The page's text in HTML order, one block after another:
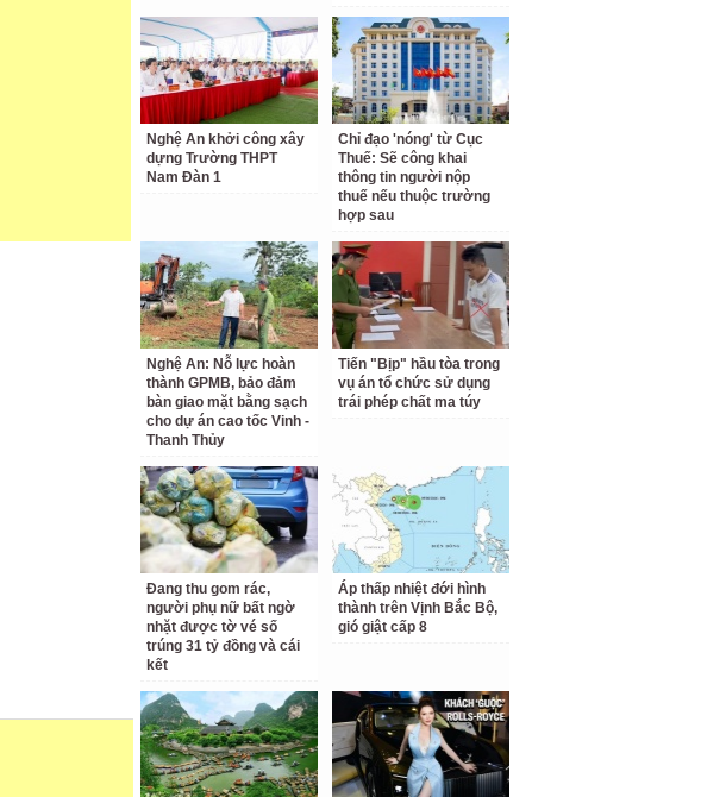
Nghệ An khởi công xây
dựng Trường THPT
Nam Đàn 1
Chỉ đạo 'nóng' từ Cục
Thuế: Sẽ công khai
thông tin người nộp
thuế nếu thuộc trường
hợp sau
Nghệ An: Nỗ lực hoàn
thành GPMB, bảo đảm
bàn giao mặt bằng sạch
cho dự án cao tốc Vinh -
Thanh Thủy
Tiến "Bịp" hầu tòa trong
vụ án tổ chức sử dụng
trái phép chất ma túy
Đang thu gom rác,
người phụ nữ bất ngờ
nhặt được tờ vé số
trúng 31 tỷ đồng và cái
kết
Áp thấp nhiệt đới hình
thành trên Vịnh Bắc Bộ,
gió giật cấp 8